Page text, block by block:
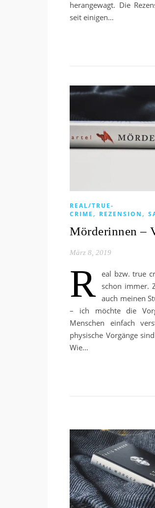
herangewagt. Die
seit einigen…
REAL/TRUE-
CRIME , REZENSION ,
Mörderinnen –
März 8, 2019
R
eal bzw. true
schon immer.
auch meinen
– ich möchte die
Menschen einfach
physische Vorgänge
Wie…